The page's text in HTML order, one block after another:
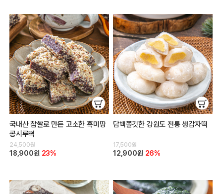
국내산 찹쌀로 만든 고소한 흑미땅
콩시루떡
24,500원
18,900원 23%
담백쫄깃한 강원도 전통 생감자떡
17,500원
12,900원 26%